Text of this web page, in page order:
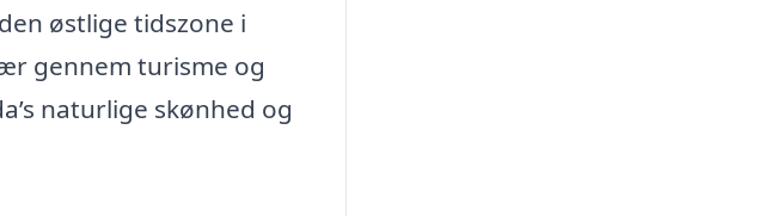
østlige tidszone i
gennem turisme og
naturlige skønhed og